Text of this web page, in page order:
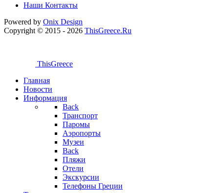
Наши Контакты
Powered by Onix Design
Copyright © 2015 - 2026 ThisGreece.Ru
ThisGreece
Главная
Новости
Информация
Back
Транспорт
Паромы
Аэропорты
Музеи
Back
Пляжи
Отели
Экскурсии
Телефоны Греции